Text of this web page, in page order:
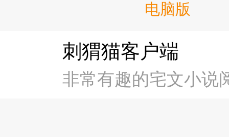
电脑版
刺猬猫客户端
非常有趣的宅文小说